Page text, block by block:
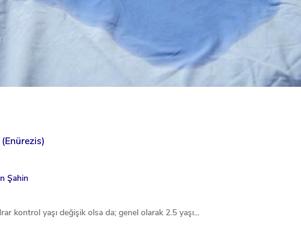
Şahin
kontrol yaşı değişik olsa da; genel olarak 2.5 yaşı...